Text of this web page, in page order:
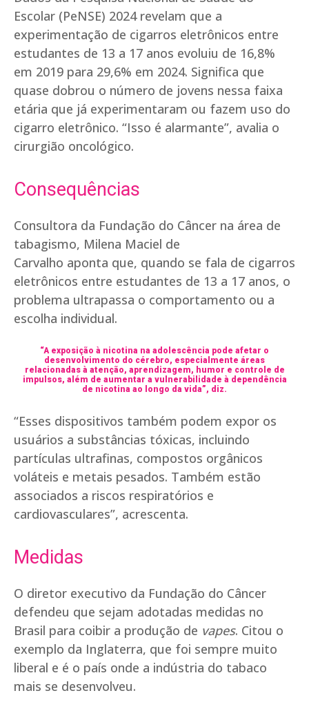
Escolar (PeNSE) 2024 revelam que a
experimentação de cigarros eletrônicos entre
estudantes de 13 a 17 anos evoluiu de 16,8%
em 2019 para 29,6% em 2024. Significa que
quase dobrou o número de jovens nessa faixa
etária que já experimentaram ou fazem uso do
cigarro eletrônico. “Isso é alarmante”, avalia o
cirurgião oncológico.
Consequências
Consultora da Fundação do Câncer na área de
tabagismo, Milena Maciel de
Carvalho aponta que, quando se fala de cigarros
eletrônicos entre estudantes de 13 a 17 anos, o
problema ultrapassa o comportamento ou a
escolha individual.
“A exposição à nicotina na adolescência pode afetar o
desenvolvimento do cérebro, especialmente áreas
relacionadas à atenção, aprendizagem, humor e controle de
impulsos, além de aumentar a vulnerabilidade à dependência
de nicotina ao longo da vida”, diz.
“Esses dispositivos também podem expor os
usuários a substâncias tóxicas, incluindo
partículas ultrafinas, compostos orgânicos
voláteis e metais pesados. Também estão
associados a riscos respiratórios e
cardiovasculares”, acrescenta.
Medidas
O diretor executivo da Fundação do Câncer
defendeu que sejam adotadas medidas no
Brasil para coibir a produção de vapes. Citou o
exemplo da Inglaterra, que foi sempre muito
liberal e é o país onde a indústria do tabaco
mais se desenvolveu.